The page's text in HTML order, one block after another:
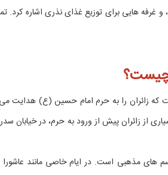
هایی برای توزیع غذای نذری اشاره کرد.
چیست؟
که زائران را به حرم امام حسین (ع) هدایت
از زائران پیش از ورود به حرم، در خیابان
های مذهبی است. در ایام خاصی مانند